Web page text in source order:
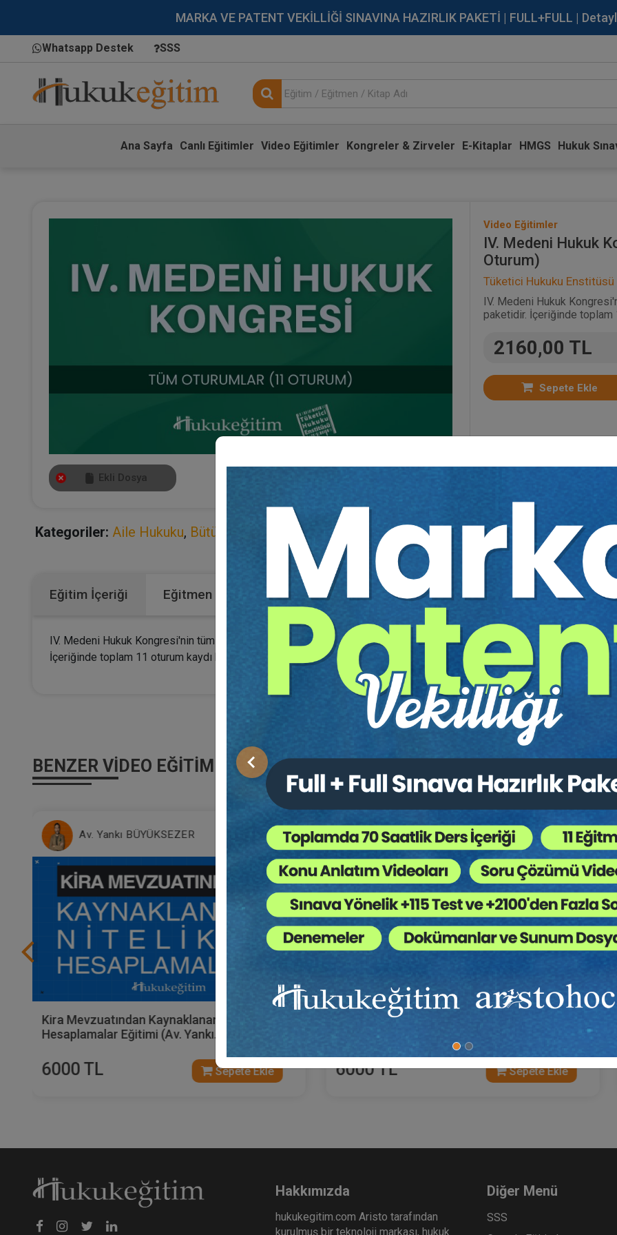
MARKA VE PATENT VEKİLLİĞİ SINAVINA HAZIRLIK PAKETİ | FULL+FULL |
Whatsapp Destek SSS
Ana Sayfa Canlı Eğitimler Video Eğitimler Kongreler & Zirveler E-Kitaplar HMGS Hukuk
Önceki
Ekli Dosya
Video Eğitimler
IV. Medeni Hukuk
Oturum)
Tüketici Hukuku Enstitüsü
IV. Medeni Hukuk
paketidir. İçeriğinde toplam
2160,00 TL
Sepete Ekle
Kategoriler: Aile Hukuku, Bütün Video Eğitimler Kat Mülkiyeti Hukuku Kongreler Video Eğitim
Hukuku
Eğitim İçeriği Eğitmen
IV. Medeni Hukuk Kongresi'nin tüm oturumlarının kayıtlarını barındıran video eğitim paketidir.
İçeriğinde toplam 11 oturum kaydı bulunmaktadır.
BENZER VIDEO EĞITIMLER
Av. Yankı BÜYÜKSEZER
Kira Mevzuatından Kaynaklanan Nitelikli
Hesaplamalar Eğitimi (Av. Yankı
6000 TL Sepete Ekle
Hukuk Eğitim
Arsa Payı Karşılığı İnşaat Sözleşmelerinden
Kaynaklanan Nitelikli Hesaplamalar Eğitimi (2
Eğitmen - 3 Video)
6000 TL Sepete Ekle
Hakkımızda
hukukegitim.com Aristo tarafından
kurulmuş bir teknoloji markası, hukuk
Diğer Menü
SSS